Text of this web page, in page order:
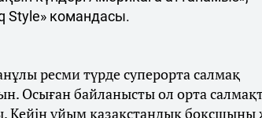
Style» командасы.
ресми түрде суперорта салмақ
Осыған байланысты ол орта
Кейін ұйым қазақстандық боксшыны